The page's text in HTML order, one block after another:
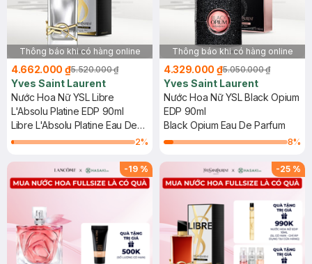
Thông báo khi có hàng online
4.662.000 ₫5.520.000 ₫
Yves Saint Laurent
Nước Hoa Nữ YSL Libre
L'Absolu Platine EDP 90ml
Libre L'Absolu Platine Eau De
Parfum
2%
Thông báo khi có hàng online
4.329.000 ₫5.050.000 ₫
Yves Saint Laurent
Nước Hoa Nữ YSL Black Opium
EDP 90ml
Black Opium Eau De Parfum
8%
-19 % -25 %